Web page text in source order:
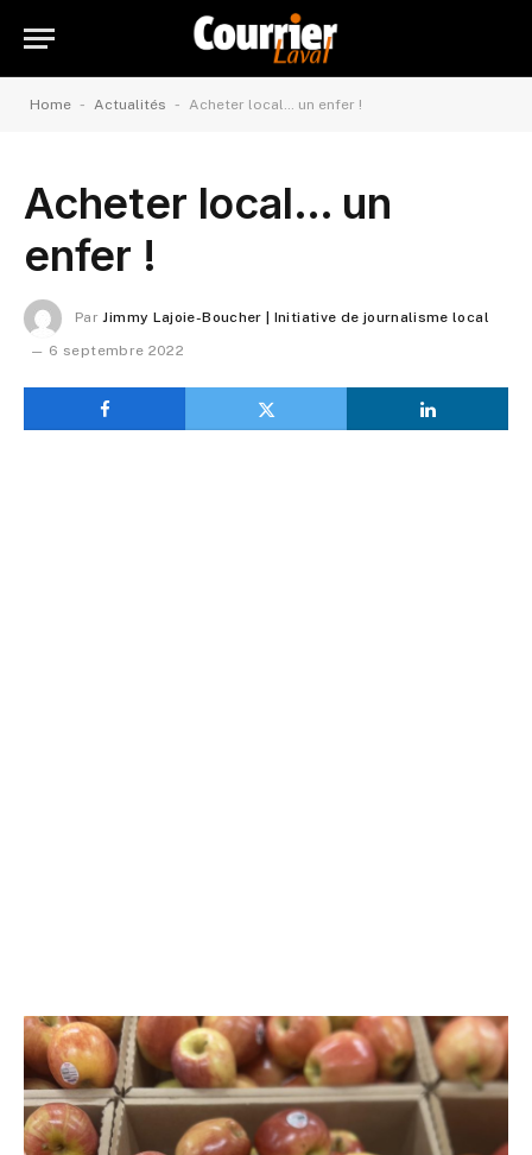
Home - Actualités - Acheter local… un enfer !
Acheter local… un
enfer !
Par Jimmy Lajoie-Boucher | Initiative de journalisme local
6 septembre 2022